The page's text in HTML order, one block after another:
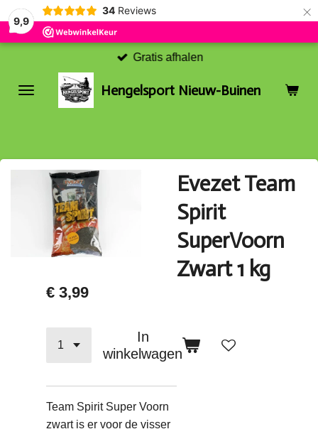
9,9
34 Reviews ×
Hengelsport Nieuw-Buinen
Gratis afhalen
Evezet Team
Spirit
SuperVoorn
Zwart 1 kg
€ 3,99
In
winkelwagen
Team Spirit Super Voorn
zwart is er voor de visser